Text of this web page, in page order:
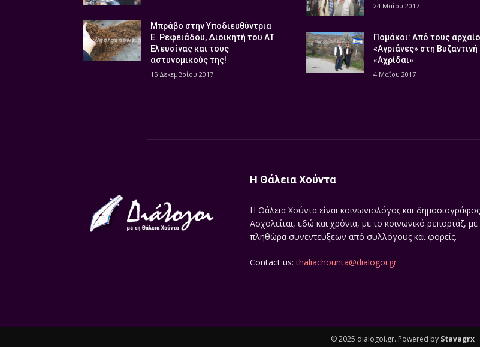
Μπράβο στην Υποδιευθύντρια
Ε. Ρεφειάδου, Διοικητή του ΑΤ
Ελευσίνας και τους
αστυνομικούς της!
15 Δεκεμβρίου 2017
24 Μαΐου 2017
Πομάκοι: Από τους
«Αγριάνες» στη Βυζαντινή
«Αχρίδαι»
4 Μαΐου 2017
Η Θάλεια Χούντα
Η Θάλεια Χούντα είναι κοινωνιολόγος και
Ασχολείται, εδώ και χρόνια, με το κοινωνικό ρεπορτάζ, με
πληθώρα συνεντεύξεων από συλλόγους και φορείς.
Contact us:thaliachounta@dialogoi.gr
© 2025 dialogoi.gr. Powered by Stavagrx